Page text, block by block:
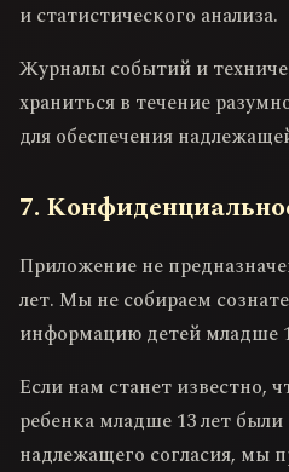
и статистического анализа.
Журналы событий и
храниться в течение
для обеспечения
7.
Приложение не
лет. Мы не собираем
информацию детей младше
Если нам станет известно,
ребенка младше 13 лет были
надлежащего согласия, мы